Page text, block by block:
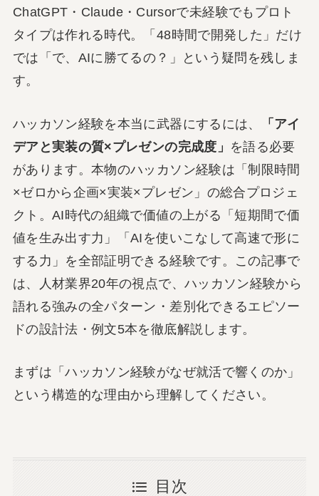
ChatGPT・Claude・Cursorで未経験でもプロト
タイプは作れる時代。「48時間で開発した」だけ
では「で、AIに勝てるの？」という疑問を残しま
す。
ハッカソン経験を本当に武器にするには、
「アイ
デアと実装の質×プレゼンの完成度」 を語る必要
があります。本物のハッカソン経験は「制限時間
×ゼロから企画×実装×プレゼン」の総合プロジェ
クト。AI時代の組織で価値の上がる「短期間で価
値を生み出す力」「AIを使いこなして高速で形に
する力」を全部証明できる経験です。この記事で
は、人材業界20年の視点で、ハッカソン経験から
語れる強みの全パターン・差別化できるエピソー
ドの設計法・例文5本を徹底解説します。
まずは「ハッカソン経験がなぜ就活で響くのか」
という構造的な理由から理解してください。
目次